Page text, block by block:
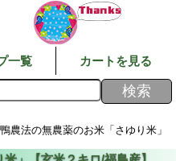
一覧 カートを見る
農法の無農薬のお米「さゆり米」